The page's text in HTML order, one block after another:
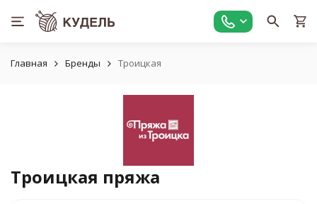
Главная Бренды Троицкая
Троицкая пряжа